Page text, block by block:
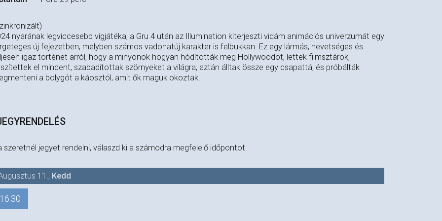
nyarának legviccesebb vígjátéka, a Gru 4 után az Illumination kiterjeszti vidám animációs univerzumát egy
új fejezetben, melyben számos vadonatúj karakter is felbukkan. Ez egy lármás, nevetséges és
igaz történet arról, hogy a minyonok hogyan hódították meg Hollywoodot, lettek filmsztárok,
el mindent, szabadítottak szörnyeket a világra, aztán álltak össze egy csapattá, és próbálták
a bolygót a káosztól, amit ők maguk okoztak.
szeretnél jegyet rendelni, válaszd ki a számodra megfelelő időpontot.
11. , Kedd
16:30